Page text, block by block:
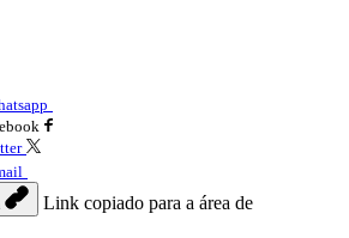
Link copiado para a área de